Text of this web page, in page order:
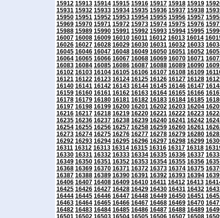
15912 15913 15914 15915 15916 15917 15918 15919
15931 15932 15933 15934 15935 15936 15937 15938
15950 15951 15952 15953 15954 15955 15956 15957
15969 15970 15971 15972 15973 15974 15975 15976
15988 15989 15990 15991 15992 15993 15994 15995
16007 16008 16009 16010 16011 16012 16013 16014
16026 16027 16028 16029 16030 16031 16032 16033
16045 16046 16047 16048 16049 16050 16051 16052
16064 16065 16066 16067 16068 16069 16070 16071
16083 16084 16085 16086 16087 16088 16089 16090
16102 16103 16104 16105 16106 16107 16108 16109
16121 16122 16123 16124 16125 16126 16127 16128
16140 16141 16142 16143 16144 16145 16146 16147
16159 16160 16161 16162 16163 16164 16165 16166
16178 16179 16180 16181 16182 16183 16184 16185
16197 16198 16199 16200 16201 16202 16203 16204
16216 16217 16218 16219 16220 16221 16222 16223
16235 16236 16237 16238 16239 16240 16241 16242
16254 16255 16256 16257 16258 16259 16260 16261
16273 16274 16275 16276 16277 16278 16279 16280
16292 16293 16294 16295 16296 16297 16298 16299
16311 16312 16313 16314 16315 16316 16317 16318
16330 16331 16332 16333 16334 16335 16336 16337
16349 16350 16351 16352 16353 16354 16355 16356
16368 16369 16370 16371 16372 16373 16374 16375
16387 16388 16389 16390 16391 16392 16393 16394
16406 16407 16408 16409 16410 16411 16412 16413
16425 16426 16427 16428 16429 16430 16431 16432
16444 16445 16446 16447 16448 16449 16450 16451
16463 16464 16465 16466 16467 16468 16469 16470
16482 16483 16484 16485 16486 16487 16488 16489
16501 16502 16503 16504 16505 16506 16507 16508